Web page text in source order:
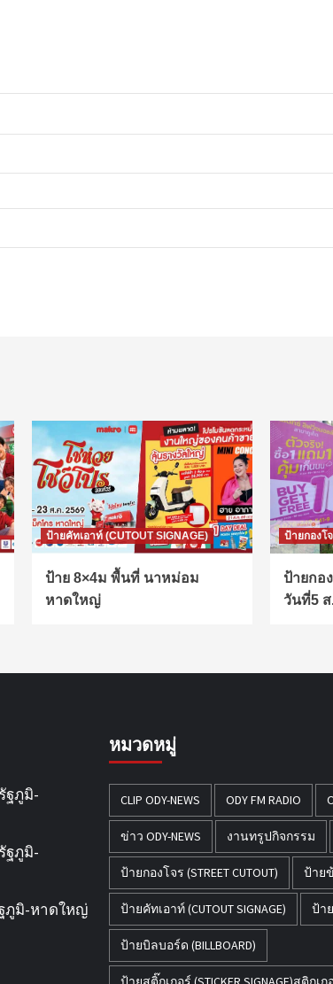
ป้ายคัทเอาท์ (CUTOUT SIGNAGE)
ป้าย 8×4ม พื้นที่ นาหม่อม
หาดใหญ่
ป้ายกองโ
ป้ายกอ
วันที่5 ส
ฐภูมิ-
ฐภูมิ-
ภูมิ-หาดใหญ่
หมวดหมู่
CLIP ODY-NEWS ODY FM RADIO
ข่าว ODY-NEWS งานทรูปกิจกรรม
ป้ายกองโจร (STREET CUTOUT) ป้าย
ป้ายคัทเอาท์ (CUTOUT SIGNAGE) ป้า
ป้ายบิลบอร์ด (BILLBOARD)